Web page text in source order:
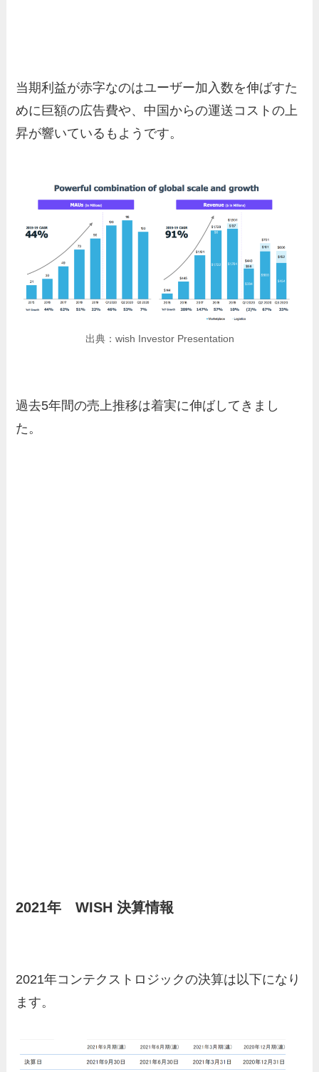
当期利益が赤字なのはユーザー加入数を伸ばすた
めに巨額の広告費や、中国からの運送コストの上
昇が響いているもようです。
出典：wish Investor Presentation
過去5年間の売上推移は着実に伸ばしてきまし
た。
2021年 WISH 決算情報
2021年コンテクストロジックの決算は以下になり
ます。